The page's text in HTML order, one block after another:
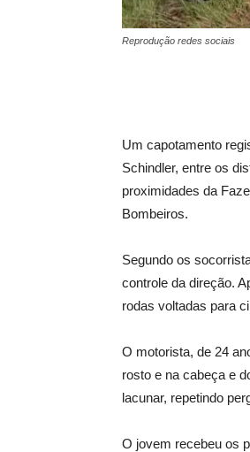
Reprodução redes sociais
Um capotamento
Schindler, entre os
proximidades da
Bombeiros.
Segundo os
controle da direção.
rodas voltadas para
O motorista, de 24
rosto e na cabeça e
lacunar, repetindo
O jovem recebeu os